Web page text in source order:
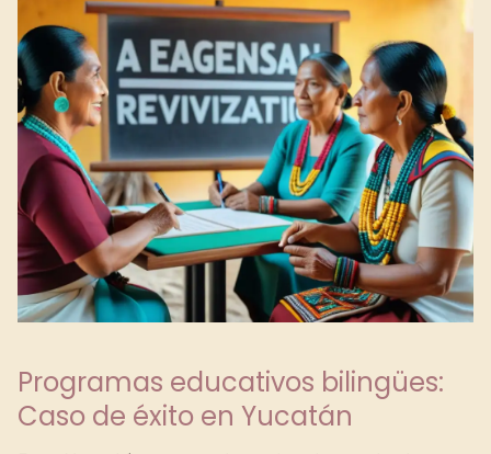
Programas educativos bilingües:
Caso de éxito en Yucatán